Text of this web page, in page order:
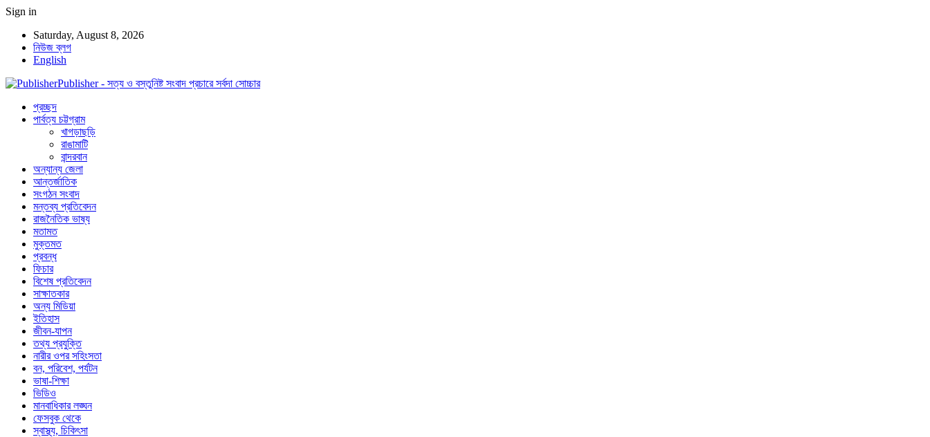
Sign in
Saturday, August 8, 2026
নিউজ ব্লগ
English
Publisher - সত্য ও বস্তুনিষ্ট সংবাদ প্রচারে সর্বদা সোচ্চার
প্রচ্ছদ
পার্বত্য চট্টগ্রাম
খাগড়াছড়ি
রাঙামাটি
বান্দরবান
অন্যান্য জেলা
আন্তর্জাতিক
সংগঠন সংবাদ
মন্তব্য প্রতিবেদন
রাজনৈতিক ভাষ্য
মতামত
মুক্তমত
প্রবন্ধ
ফিচার
বিশেষ প্রতিবেদন
সাক্ষাতকার
অন্য মিডিয়া
ইতিহাস
জীবন-যাপন
তথ্য প্রযুক্তি
নারীর ওপর সহিংসতা
বন, পরিবেশ, পর্যটন
ভাষা-শিক্ষা
ভিডিও
মানবাধিকার লঙ্ঘন
ফেসবুক থেকে
স্বাস্থ্য, চিকিৎসা